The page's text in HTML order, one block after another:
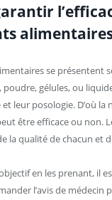
se présentent
gélules, ou
leur posologie. D’où la
être efficace ou non.
la qualité de chacun et
en les prenant, il
l’avis de médecin